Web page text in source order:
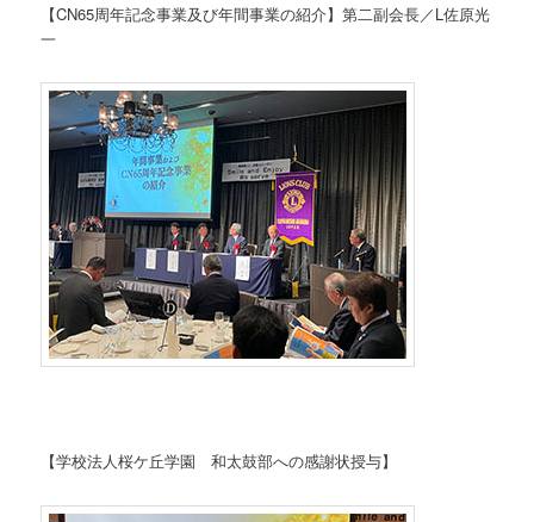
【CN65周年記念事業及び年間事業の紹介】第二副会長／L佐原光
一
【学校法人桜ケ丘学園 和太鼓部への感謝状授与】